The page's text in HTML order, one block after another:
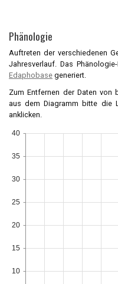
Phänologie
Auftreten der verschiedenen
Jahresverlauf. Das
Edaphobase generiert.
Zum Entfernen der Daten von
aus dem Diagramm bitte die
anklicken.
10
15
20
25
30
35
40